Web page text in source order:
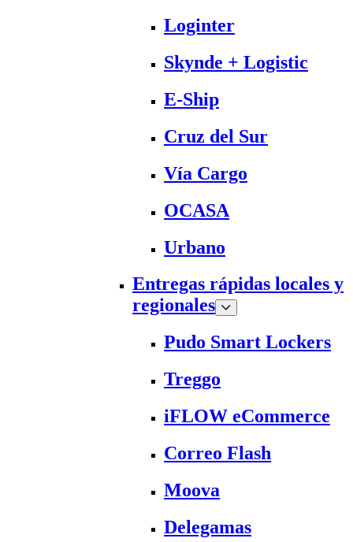
Loginter
Skynde + Logistic
E-Ship
Cruz del Sur
Vía Cargo
OCASA
Urbano
Entregas rápidas locales y
regionales
Pudo Smart Lockers
Treggo
iFLOW eCommerce
Correo Flash
Moova
Delegamas